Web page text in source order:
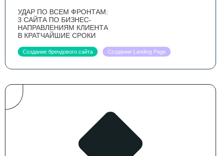
УДАР ПО ВСЕМ ФРОНТАМ:
3 САЙТА ПО БИЗНЕС-
НАПРАВЛЕНИЯМ КЛИЕНТА
В КРАТЧАЙШИЕ СРОКИ
Создание брендового сайта Создание Landing Page